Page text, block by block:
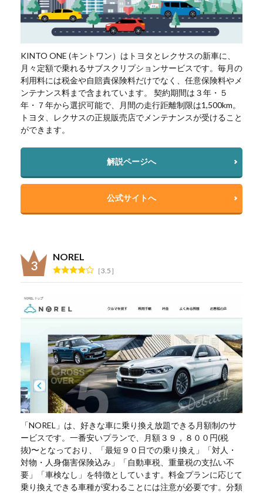
KINTO ONE (キントワン）はトヨタとレクサスの新車に、
月々定額で乗れるサブスクリプションサービスです。毎月の
利用料には税金や自賠責保険料だけでなく、任意保険料やメ
ンテナンス料まで含まれています。 契約期間は３年・５
年・７年から選択可能で、月間の走行距離制限は1,500km。
トヨタ、レクサスの正規販売店でメンテナンスが受けること
ができます。
解説ページへ
公式サイトへ
NOREL
3.5
「NOREL」は、好きな車に乗り換え放題できる月額制のサ
ービスです。一番安いプランで、月額３９，８００円(税
抜)〜となっており、「最短９０日での乗り換え」「対人・
対物・人身傷害保険込み」「自動車税、重量税の支払い不
要」「車検なし」を特徴としています。料金プランに応じて
乗り換えできる車種が変わることには注意が必要です。分類